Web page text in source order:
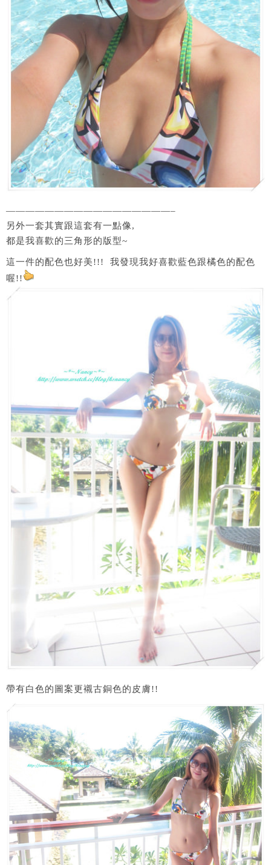
—————————————————–
另外一套其實跟這套有一點像,
都是我喜歡的三角形的版型~
這一件的配色也好美!!! 我發現我好喜歡藍色跟橘色的配色
喔!!
帶有白色的圖案更襯古銅色的皮膚!!